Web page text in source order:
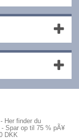
Her finder du
- Spar op til 75 % pÃ¥
DKK